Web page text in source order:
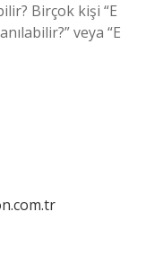
Birçok kişi “E
veya “E